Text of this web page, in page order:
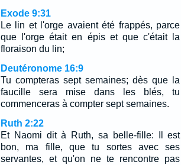
Exode 9:31
Le lin et l'orge avaient été frappés, parce
que l'orge était en épis et que c'était la
floraison du lin;
Deutéronome 16:9
Tu compteras sept semaines; dès que la
faucille sera mise dans les blés, tu
commenceras à compter sept semaines.
Ruth 2:22
Et Naomi dit à Ruth, sa belle-fille: Il est
bon, ma fille, que tu sortes avec ses
servantes, et qu'on ne te rencontre pas